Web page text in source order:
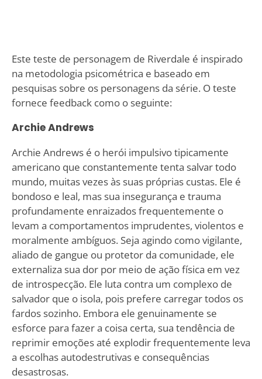
Este teste de personagem de Riverdale é inspirado
na metodologia psicométrica e baseado em
pesquisas sobre os personagens da série. O teste
fornece feedback como o seguinte:
Archie Andrews
Archie Andrews é o herói impulsivo tipicamente
americano que constantemente tenta salvar todo
mundo, muitas vezes às suas próprias custas. Ele é
bondoso e leal, mas sua insegurança e trauma
profundamente enraizados frequentemente o
levam a comportamentos imprudentes, violentos e
moralmente ambíguos. Seja agindo como vigilante,
aliado de gangue ou protetor da comunidade, ele
externaliza sua dor por meio de ação física em vez
de introspecção. Ele luta contra um complexo de
salvador que o isola, pois prefere carregar todos os
fardos sozinho. Embora ele genuinamente se
esforce para fazer a coisa certa, sua tendência de
reprimir emoções até explodir frequentemente leva
a escolhas autodestrutivas e consequências
desastrosas.